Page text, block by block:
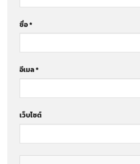
ชื่อ*
อีเมล*
เว็บไซต์